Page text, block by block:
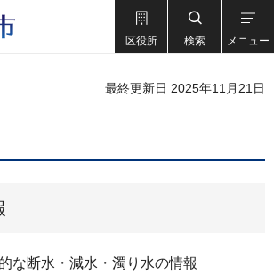
区役所 検索 メニュー
最終更新日 2025年11月21日
な断水・減水・濁り水の情報